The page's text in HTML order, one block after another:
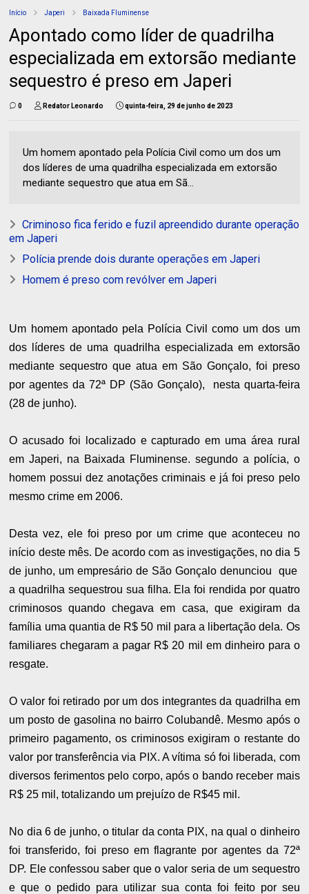
Início Japeri Baixada Fluminense
Apontado como líder de quadrilha
especializada em extorsão mediante
sequestro é preso em Japeri
0 Redator Leonardo quinta-feira, 29 de junho de 2023
Um homem apontado pela Polícia Civil como um dos um
dos líderes de uma quadrilha especializada em extorsão
mediante sequestro que atua em Sã...
Criminoso fica ferido e fuzil apreendido durante operação
em Japeri
Polícia prende dois durante operações em Japeri
Homem é preso com revólver em Japeri
Um homem apontado pela Polícia Civil como um dos um
dos líderes de uma quadrilha especializada em extorsão
mediante sequestro que atua em São Gonçalo, foi preso
por agentes da 72ª DP (São Gonçalo), nesta quarta-feira
(28 de junho).
O acusado foi localizado e capturado em uma área rural
em Japeri, na Baixada Fluminense. segundo a polícia, o
homem possui dez anotações criminais e já foi preso pelo
mesmo crime em 2006.
Desta vez, ele foi preso por um crime que aconteceu no
início deste mês. De acordo com as investigações, no dia 5
de junho, um empresário de São Gonçalo denunciou que
a quadrilha sequestrou sua filha. Ela foi rendida por quatro
criminosos quando chegava em casa, que exigiram da
família uma quantia de R$ 50 mil para a libertação dela. Os
familiares chegaram a pagar R$ 20 mil em dinheiro para o
resgate.
O valor foi retirado por um dos integrantes da quadrilha em
um posto de gasolina no bairro Colubandê. Mesmo após o
primeiro pagamento, os criminosos exigiram o restante do
valor por transferência via PIX. A vítima só foi liberada, com
diversos ferimentos pelo corpo, após o bando receber mais
R$ 25 mil, totalizando um prejuízo de R$45 mil.
No dia 6 de junho, o titular da conta PIX, na qual o dinheiro
foi transferido, foi preso em flagrante por agentes da 72ª
DP. Ele confessou saber que o valor seria de um sequestro
e que o pedido para utilizar sua conta foi feito por seu